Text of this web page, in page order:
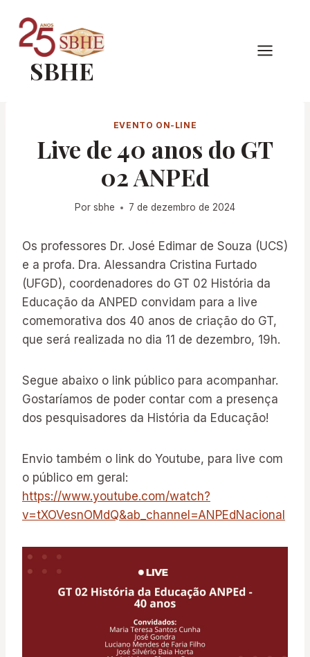
para
ConteúdoSBHE
EVENTO ON-LINE
Live de 40 anos do GT
02 ANPEd
Por sbhe 7 de dezembro de 2024
Os professores Dr. José Edimar de Souza (UCS)
e a profa. Dra. Alessandra Cristina Furtado
(UFGD), coordenadores do GT 02 História da
Educação da ANPED convidam para a live
comemorativa dos 40 anos de criação do GT,
que será realizada no dia 11 de dezembro, 19h.
Segue abaixo o link público para acompanhar.
Gostaríamos de poder contar com a presença
dos pesquisadores da História da Educação!
Envio também o link do Youtube, para live com
o público em geral:
https://www.youtube.com/watch?
v=tXOVesnOMdQ&ab_channel=ANPEdNacional